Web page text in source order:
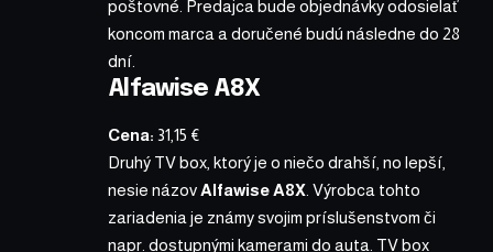
poštovné. Predajca bude objednávky odosielať
koncom marca a doručené budú následne do 28
dní.
Alfawise A8X
Cena: 31,15 €
Druhý TV box, ktorý je o niečo drahší, no lepší,
nesie názov Alfawise A8X . Výrobca tohto
zariadenia je známy svojim príslušenstvom či
napr. dostupnými kamerami do auta. TV box